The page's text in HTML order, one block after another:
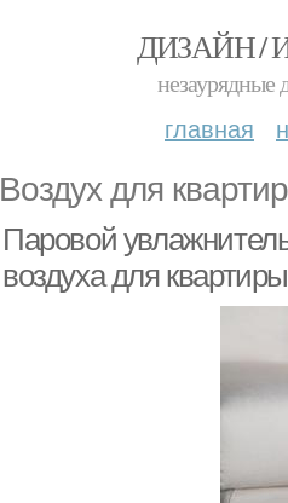
ДИЗАЙН /
незаурядные
главная
Воздух для
Паровой
воздуха для